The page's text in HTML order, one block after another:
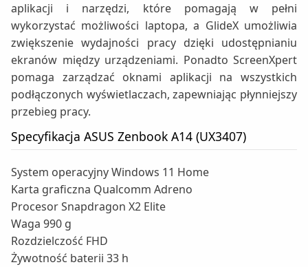
aplikacji i narzędzi, które pomagają w pełni
wykorzystać możliwości laptopa, a GlideX umożliwia
zwiększenie wydajności pracy dzięki udostępnianiu
ekranów między urządzeniami. Ponadto ScreenXpert
pomaga zarządzać oknami aplikacji na wszystkich
podłączonych wyświetlaczach, zapewniając płynniejszy
przebieg pracy.
Specyfikacja ASUS Zenbook A14 (UX3407)
System operacyjny Windows 11 Home
Karta graficzna Qualcomm Adreno
Procesor Snapdragon X2 Elite
Waga 990 g
Rozdzielczość FHD
Żywotność baterii 33 h